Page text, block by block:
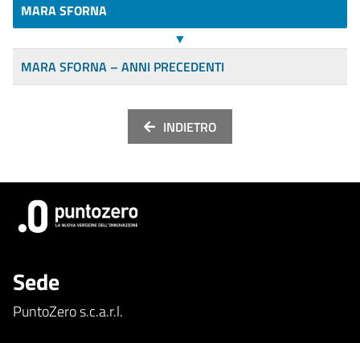
MARA SFORNA
▼
MARA SFORNA – ANNI PRECEDENTI
INDIETRO
Sede
PuntoZero s.c.a.r.l.